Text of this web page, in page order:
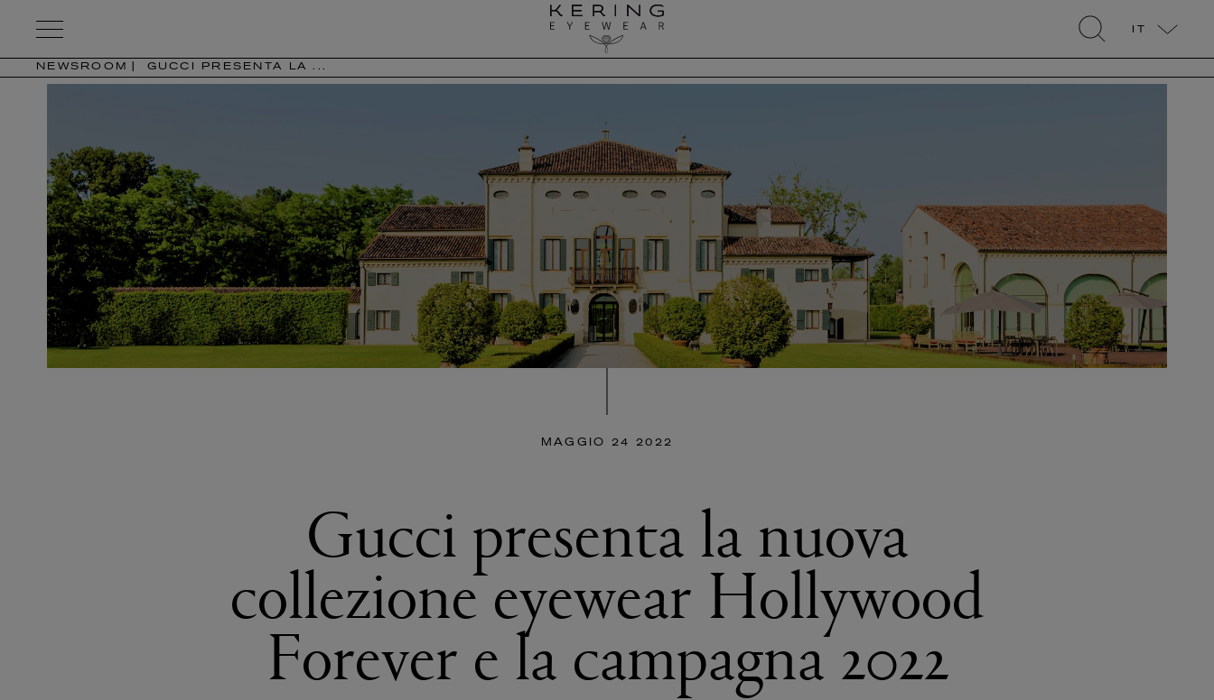
NEWSROOM GUCCI PRESENTA LA ...
MAGGIO 24 2022
Gucci presenta la nuova
collezione eyewear Hollywood
Forever e la campagna 2022